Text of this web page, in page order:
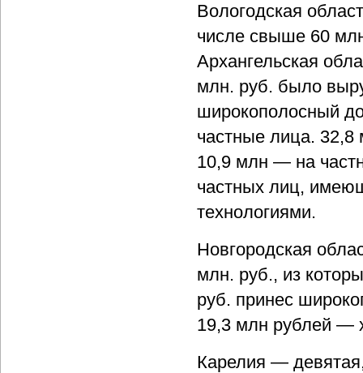
Вологодская
числе свыше 60
Архангельская
млн. руб. было
широкополосный
частные лица. 32,8
10,9 млн — на
частных лиц,
технологиями.
Новгородская
млн. руб., из
руб. принес
19,3 млн рублей —
Карелия —